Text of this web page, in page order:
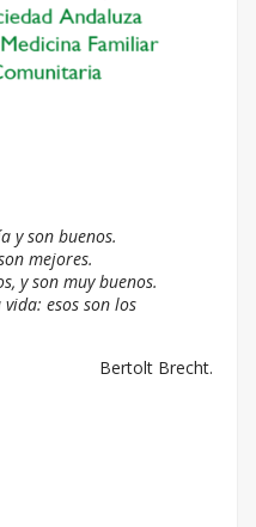
y son buenos.
mejores.
y son muy buenos.
esos son los
Bertolt Brecht.